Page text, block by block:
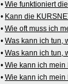
• Wie funktioniert
• Kann die
• Wie oft muss ich
• Was kann ich tun,
• Was kann ich tun,
• Wie kann ich
• Wie kann ich